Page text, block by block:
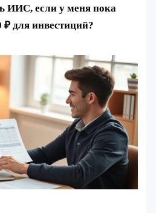
ИИС, если у меня пока
₽ для инвестиций?